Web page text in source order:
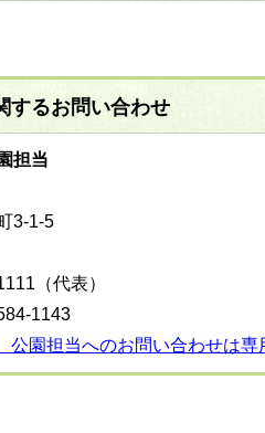
するお問い合わせ
担当
3-1-5
（代表）
1143
園担当へのお問い合わせは専